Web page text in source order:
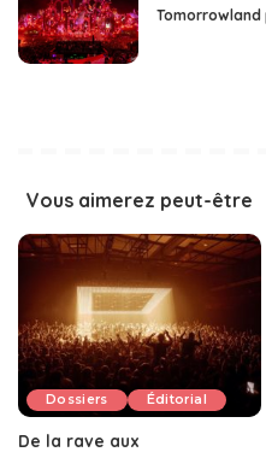
Tomorrowland
Vous aimerez peut-être
Dossiers Éditorial
De la rave aux